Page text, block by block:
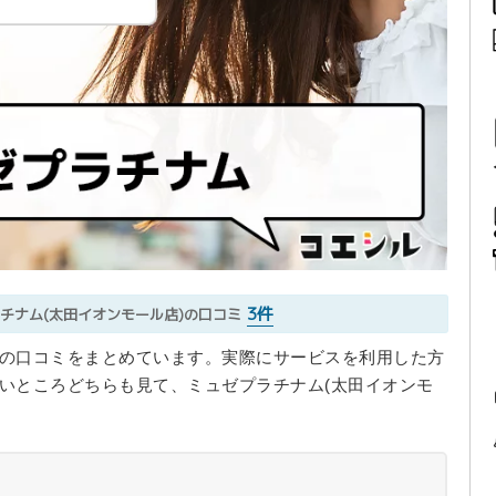
ナム(太田イオンモール店)の口コミ 3件
口コミをまとめています。実際にサービスを利用した方
ところどちらも見て、ミュゼプラチナム(太田イオンモ